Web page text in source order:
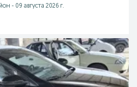
- 09 августа 2026 г.